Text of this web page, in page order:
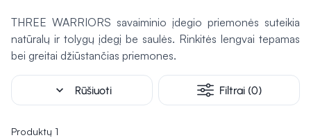
THREE WARRIORS savaiminio įdegio priemonės suteikia
natūralų ir tolygų įdegį be saulės. Rinkitės lengvai tepamas
bei greitai džiūstančias priemones.
expand_more Rūšiuoti Filtrai (0)
Produktų 1